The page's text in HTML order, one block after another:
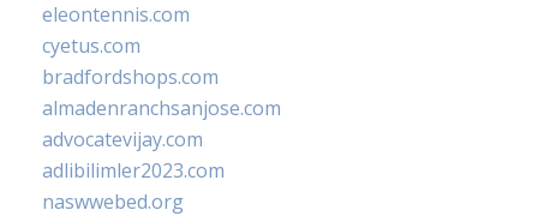
eleontennis.com
cyetus.com
bradfordshops.com
almadenranchsanjose.com
advocatevijay.com
adlibilimler2023.com
naswwebed.org